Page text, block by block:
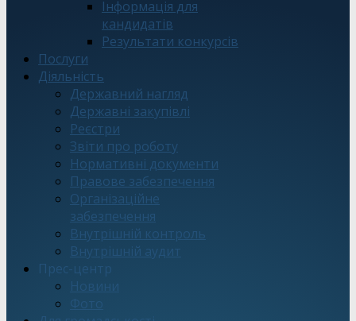
Інформація для
кандидатів
Результати конкурсів
Послуги
Діяльність
Державний нагляд
Державні закупівлі
Реєстри
Звіти про роботу
Нормативні документи
Правове забезпечення
Організаційне
забезпечення
Внутрішній контроль
Внутрішній аудит
Прес-центр
Новини
Фото